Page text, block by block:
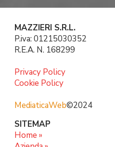
MAZZIERI S.R.L.
P.iva: 01215030352
R.E.A. N. 168299
Privacy Policy
Cookie Policy
MediaticaWeb©2024
SITEMAP
Home »